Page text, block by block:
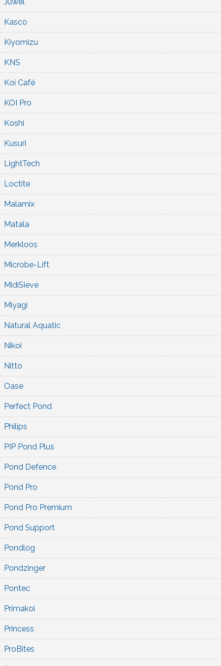
Kasco
Kiyomizu
KNS
Koi Café
KOI Pro
Koshi
Kusuri
LightTech
Loctite
Malamix
Matala
Merkloos
Microbe-Lift
MidiSieve
Miyagi
Natural Aquatic
Nikoi
Nitto
Oase
Perfect Pond
Philips
PIP Pond Plus
Pond Defence
Pond Pro
Pond Pro Premium
Pond Support
Pondlog
Pondzinger
Pontec
Primakoi
Princess
ProBites